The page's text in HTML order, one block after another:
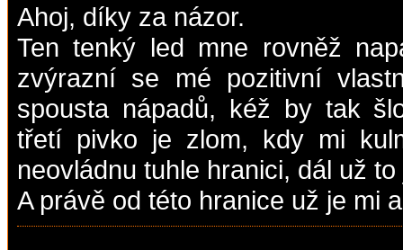
Ahoj, díky za názor.
Ten tenký led mne rovněž
zvýrazní se mé pozitivní
spousta nápadů, kéž by tak
třetí pivko je zlom, kdy mi
neovládnu tuhle hranici, dál už
A právě od této hranice už je mi